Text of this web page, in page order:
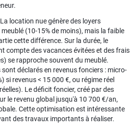
La location nue génère des loyers
(10-15% de moins), mais la faible
cette différence. Sur la durée, le
compte des vacances évitées et des frais
se rapproche souvent du meublé.
déclarés en revenus fonciers : micro-
si revenus < 15 000 €, ou régime réel
Le déficit foncier, créé par des
le revenu global jusqu'à 10 700 €/an,
Cette optimisation est intéressante
des travaux importants à réaliser.